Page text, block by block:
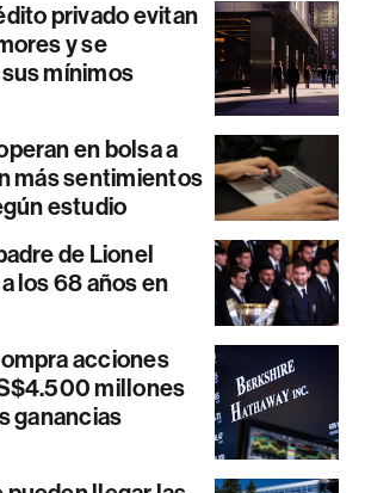
privado evitan
y se
mínimos
en bolsa a
más sentimientos
estudio
de Lionel
los 68 años en
acciones
millones
ganancias